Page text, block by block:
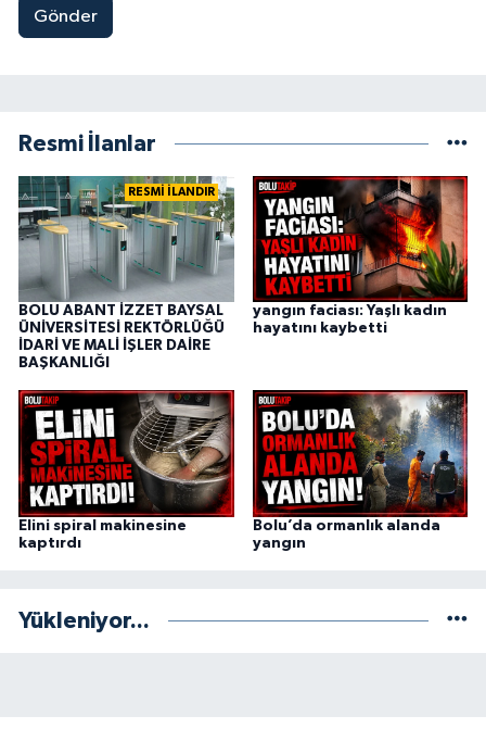
Gönder
Resmi İlanlar
RESMİ İLANDIR
BOLU ABANT İZZET BAYSAL
ÜNİVERSİTESİ REKTÖRLÜĞÜ
İDARİ VE MALİ İŞLER DAİRE
BAŞKANLIĞI
yangın faciası: Yaşlı kadın
hayatını kaybetti
Elini spiral makinesine
kaptırdı
Bolu’da ormanlık alanda
yangın
Yükleniyor...